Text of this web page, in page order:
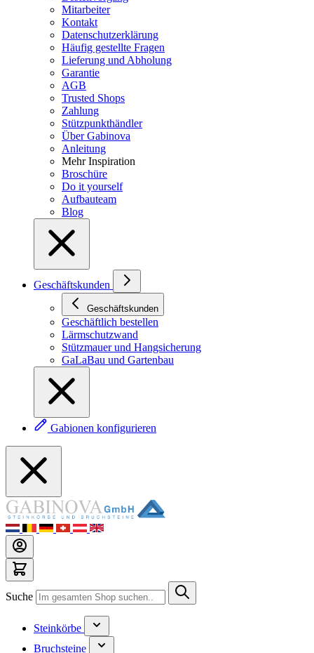
Mitarbeiter
Kontakt
Datenschutzerklärung
Häufig gestellte Fragen
Lieferung und Abholung
Garantie
AGB
Trusted Shops
Zahlung
Stützpunkthändler
Über Gabinova
Anleitung
Mehr Inspiration
Broschüre
Do it yourself
Aufbauteam
Blog
Geschäftskunden
Geschäftskunden
Geschäftlich bestellen
Lärmschutzwand
Stützmauer und Hangsicherung
GaLaBau und Gartenbau
Gabionen konfigurieren
Suche
Steinkörbe
Bruchsteine